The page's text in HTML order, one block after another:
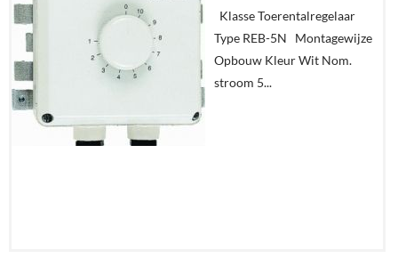
Details
In
Klasse Toerentalregelaar
Type REB-5N Montagewijze
Opbouw Kleur Wit Nom.
stroom 5...